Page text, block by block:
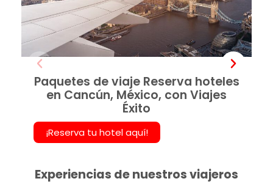
Paquetes de viaje Reserva hoteles
en Cancún, México, con Viajes
Éxito
¡Reserva tu hotel aquí!
Experiencias de nuestros viajeros